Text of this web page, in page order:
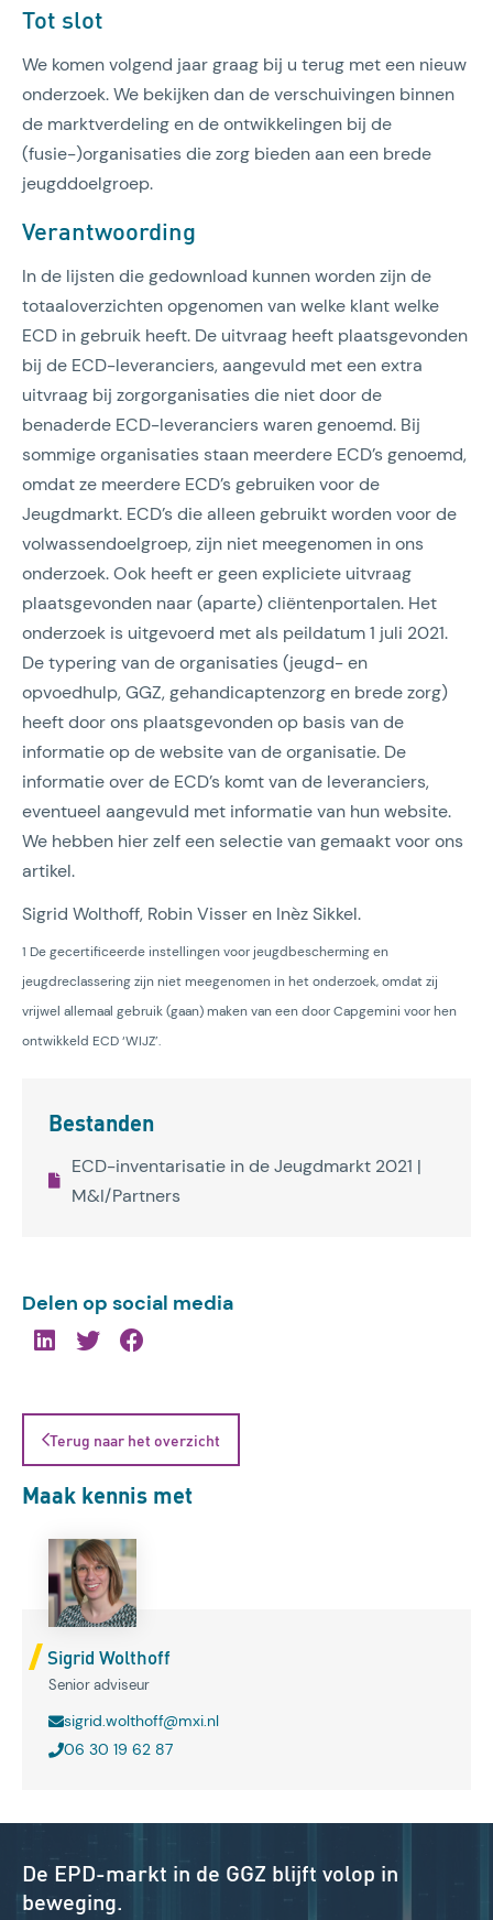
Tot slot
We komen volgend jaar graag bij u terug met een nieuw
onderzoek. We bekijken dan de verschuivingen binnen
de marktverdeling en de ontwikkelingen bij de
(fusie-)organisaties die zorg bieden aan een brede
jeugddoelgroep.
Verantwoording
In de lijsten die gedownload kunnen worden zijn de
totaaloverzichten opgenomen van welke klant welke
ECD in gebruik heeft. De uitvraag heeft plaatsgevonden
bij de ECD-leveranciers, aangevuld met een extra
uitvraag bij zorgorganisaties die niet door de
benaderde ECD-leveranciers waren genoemd. Bij
sommige organisaties staan meerdere ECD’s genoemd,
omdat ze meerdere ECD’s gebruiken voor de
Jeugdmarkt. ECD’s die alleen gebruikt worden voor de
volwassendoelgroep, zijn niet meegenomen in ons
onderzoek. Ook heeft er geen expliciete uitvraag
plaatsgevonden naar (aparte) cliëntenportalen. Het
onderzoek is uitgevoerd met als peildatum 1 juli 2021.
De typering van de organisaties (jeugd- en
opvoedhulp, GGZ, gehandicaptenzorg en brede zorg)
heeft door ons plaatsgevonden op basis van de
informatie op de website van de organisatie. De
informatie over de ECD’s komt van de leveranciers,
eventueel aangevuld met informatie van hun website.
We hebben hier zelf een selectie van gemaakt voor ons
artikel.
Sigrid Wolthoff, Robin Visser en Inèz Sikkel.
1 De gecertificeerde instellingen voor jeugdbescherming en
jeugdreclassering zijn niet meegenomen in het onderzoek, omdat zij
vrijwel allemaal gebruik (gaan) maken van een door Capgemini voor hen
ontwikkeld ECD ‘WIJZ’.
Bestanden
ECD-inventarisatie in de Jeugdmarkt 2021 |
M&I/Partners
Delen op social media
Terug naar het overzicht
Maak kennis met
Sigrid Wolthoff
Senior adviseur
sigrid.wolthoff@mxi.nl
06 30 19 62 87
De EPD-markt in de GGZ blijft volop in
beweging.